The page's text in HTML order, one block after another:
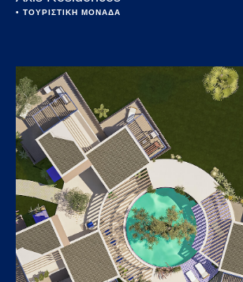
• ΤΟΥΡΙΣΤΙΚΗ ΜΟΝΑΔΑ
Open link